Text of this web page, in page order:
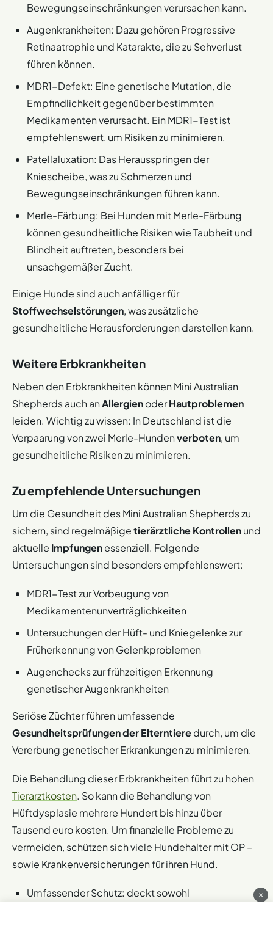
Bewegungseinschränkungen verursachen kann.
Augenkrankheiten: Dazu gehören Progressive
Retinaatrophie und Katarakte, die zu Sehverlust
führen können.
MDR1-Defekt: Eine genetische Mutation, die
Empfindlichkeit gegenüber bestimmten
Medikamenten verursacht. Ein MDR1-Test ist
empfehlenswert, um Risiken zu minimieren.
Patellaluxation: Das Herausspringen der
Kniescheibe, was zu Schmerzen und
Bewegungseinschränkungen führen kann.
Merle-Färbung: Bei Hunden mit Merle-Färbung
können gesundheitliche Risiken wie Taubheit und
Blindheit auftreten, besonders bei
unsachgemäßer Zucht.
Einige Hunde sind auch anfälliger für
Stoffwechselstörungen, was zusätzliche
gesundheitliche Herausforderungen darstellen kann.
Weitere Erbkrankheiten
Neben den Erbkrankheiten können Mini Australian
Shepherds auch anAllergienoderHautproblemen
leiden. Wichtig zu wissen: In Deutschland ist die
Verpaarung von zwei Merle-Hundenverboten, um
gesundheitliche Risiken zu minimieren.
Zu empfehlende Untersuchungen
Um die Gesundheit des Mini Australian Shepherds zu
sichern, sind regelmäßigetierärztliche Kontrollenund
aktuelle Impfungenessenziell. Folgende
Untersuchungen sind besonders empfehlenswert:
MDR1-Test zur Vorbeugung von
Medikamentenunverträglichkeiten
Untersuchungen der Hüft- und Kniegelenke zur
Früherkennung von Gelenkproblemen
Augenchecks zur frühzeitigen Erkennung
genetischer Augenkrankheiten
Seriöse Züchter führen umfassende
Gesundheitsprüfungen der Elterntieredurch, um die
Vererbung genetischer Erkrankungen zu minimieren.
Die Behandlung dieser Erbkrankheiten führt zu hohen
Tierarztkosten. So kann die Behandlung von
Hüftdysplasie mehrere Hundert bis hinzu über
Tausend euro kosten. Um finanzielle Probleme zu
vermeiden, schützen sich viele Hundehalter mit OP –
sowie Krankenversicherungen für ihren Hund.
Umfassender Schutz: deckt sowohl
×